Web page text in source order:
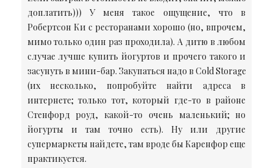
доплатить))) У меня такое ощущение, что в
Робертсон Ки с ресторанами хорошо (но, впрочем,
мимо только один раз проходила). А дитю в любом
случае лучше купить йогуртов и прочего такого и
засунуть в мини-бар. Закупаться надо в Cold Storage
(их несколько, попробуйте найти адреса в
интернете; только тот, который где-то в районе
Стенфорд роуд, какой-то очень маленький; но
йогурты и там точно есть). Ну или другие
супермаркеты найдете, там вроде бы Каренфор еще
практикуется.